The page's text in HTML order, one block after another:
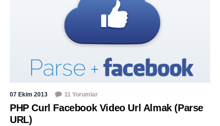
07 Ekim 2013 11 Yorumlar
PHP Curl Facebook Video Url Almak (Parse
URL)